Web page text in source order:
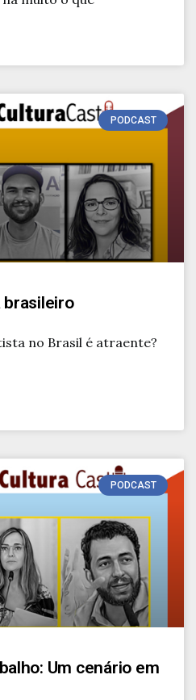
PODCAST
brasileiro
no Brasil é atraente?
PODCAST
Um cenário em